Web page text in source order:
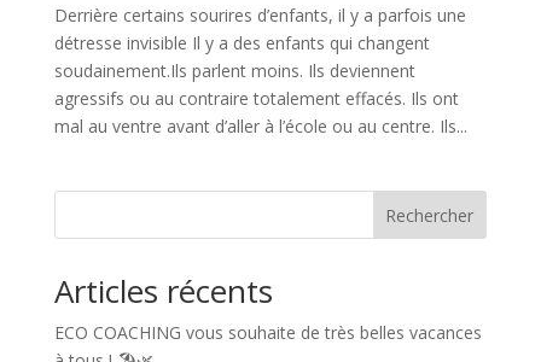
Derrière certains sourires d’enfants, il y a parfois une
détresse invisible Il y a des enfants qui changent
soudainement.Ils parlent moins. Ils deviennent
agressifs ou au contraire totalement effacés. Ils ont
mal au ventre avant d’aller à l’école ou au centre. Ils...
Rechercher
Articles récents
ECO COACHING vous souhaite de très belles vacances